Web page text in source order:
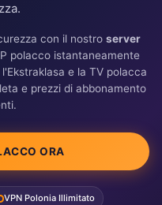
con il nostro server
polacco istantaneamente
e la TV polacca
e prezzi di abbonamento
ORA
VPN Polonia Illimitato